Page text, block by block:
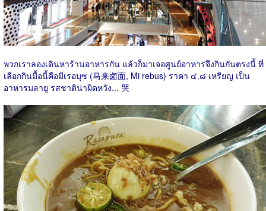
พวกเราลองเดินหาร้านอาหารกัน แล้วก็มาเจอศูนย์อาหารจึงกินกันตรงนี้ ที่
เลือกกินมื้อนี้คือมีเรอบุซ (马来卤面, Mi rebus) ราคา ๔.๘ เหรียญ เป็น
อาหารมลายู รสชาติน่าผิดหวัง... 哭